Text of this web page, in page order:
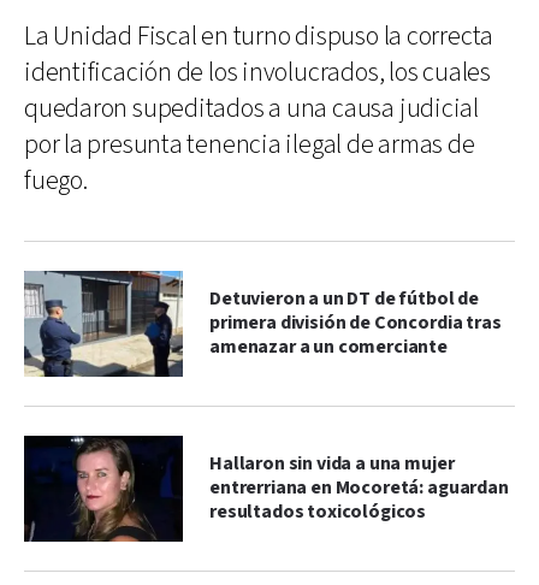
La Unidad Fiscal en turno dispuso la correcta
identificación de los involucrados, los cuales
quedaron supeditados a una causa judicial
por la presunta tenencia ilegal de armas de
fuego.
Detuvieron a un DT de fútbol de
primera división de Concordia tras
amenazar a un comerciante
Hallaron sin vida a una mujer
entrerriana en Mocoretá: aguardan
resultados toxicológicos